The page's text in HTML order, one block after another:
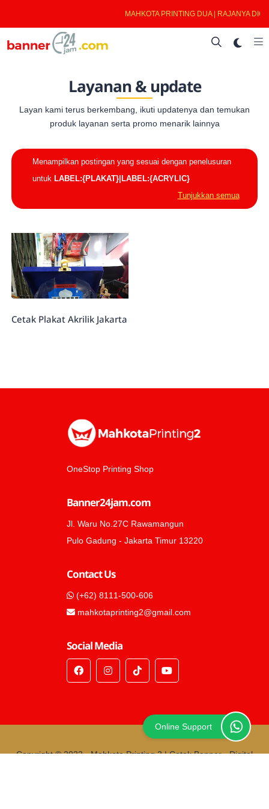
MAHKOTA PRINTING DUA | RAJANYA
Layanan & update
Layan kami terus berkembang, ikuti updatenya dan temukan
produk layanan serta promo menarik lainnya
Menampilkan postingan yang sesuai dengan penelusuran
untuk LABEL:{PLAKAT}|LABEL:{ACRYLIC}
Tunjukkan semua
Cetak Plakat Akrilik Jakarta
OneStop Printing Shop
Banner24jam.com
Jl. Waru No.27C Rawamangun
Pulo Gadung - Jakarta Timur 13220
Contact Us
(+62) 8111-500-606
mahkotaprinting2@gmail.com
Social Media
Copyright © 2022 -Mahkota Printing 2 | Cetak Banner - Digital
Online Support